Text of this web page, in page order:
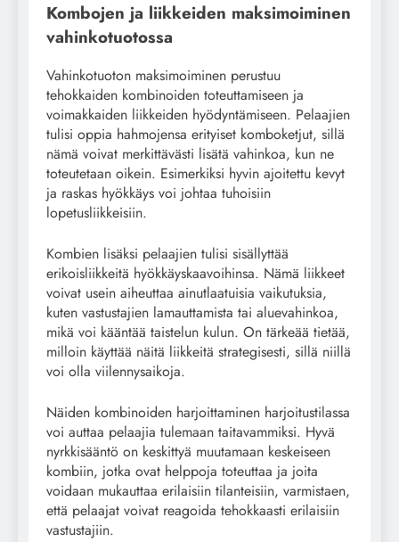
Kombojen ja liikkeiden maksimoiminen
vahinkotuotossa
Vahinkotuoton maksimoiminen perustuu
tehokkaiden kombinoiden toteuttamiseen ja
voimakkaiden liikkeiden hyödyntämiseen. Pelaajien
tulisi oppia hahmojensa erityiset komboketjut, sillä
nämä voivat merkittävästi lisätä vahinkoa, kun ne
toteutetaan oikein. Esimerkiksi hyvin ajoitettu kevyt
ja raskas hyökkäys voi johtaa tuhoisiin
lopetusliikkeisiin.
Kombien lisäksi pelaajien tulisi sisällyttää
erikoisliikkeitä hyökkäyskaavoihinsa. Nämä liikkeet
voivat usein aiheuttaa ainutlaatuisia vaikutuksia,
kuten vastustajien lamauttamista tai aluevahinkoa,
mikä voi kääntää taistelun kulun. On tärkeää tietää,
milloin käyttää näitä liikkeitä strategisesti, sillä niillä
voi olla viilennysaikoja.
Näiden kombinoiden harjoittaminen harjoitustilassa
voi auttaa pelaajia tulemaan taitavammiksi. Hyvä
nyrkkisääntö on keskittyä muutamaan keskeiseen
kombiin, jotka ovat helppoja toteuttaa ja joita
voidaan mukauttaa erilaisiin tilanteisiin, varmistaen,
että pelaajat voivat reagoida tehokkaasti erilaisiin
vastustajiin.